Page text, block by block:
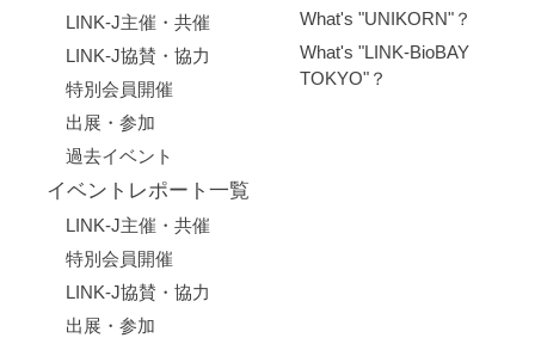
LINK-J主催・共催
LINK-J協賛・協力
特別会員開催
出展・参加
過去イベント
イベントレポート一覧
LINK-J主催・共催
特別会員開催
LINK-J協賛・協力
出展・参加
What's "UNIKORN"？
What's "LINK-BioBAY
TOKYO"？